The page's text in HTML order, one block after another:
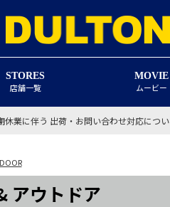
STORES
店舗一覧
MOVIE
ムービー
休業に伴う 出荷・お問い合わせ対応につ
アウトドア